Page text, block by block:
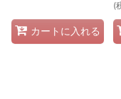
カートに入れる
(